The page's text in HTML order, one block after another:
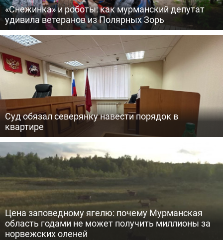
«Снежинка» и роботы: как мурманский депутат
удивила ветеранов из Полярных Зорь
Суд обязал северянку навести порядок в
квартире
Цена заповедному ягелю: почему Мурманская
область годами не может получить миллионы за
норвежских оленей